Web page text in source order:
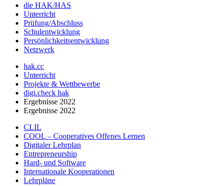
die HAK/HAS
Unterricht
Prüfung/Abschluss
Schulentwicklung
Persönlichkeitsentwicklung
Netzwerk
hak.cc
Unterricht
Projekte & Wettbewerbe
digi.check hak
Ergebnisse 2022
Ergebnisse 2022
CLIL
COOL – Cooperatives Offenes Lernen
Digitaler Lehrplan
Entrepreneurship
Hard- und Software
Internationale Kooperationen
Lehrpläne